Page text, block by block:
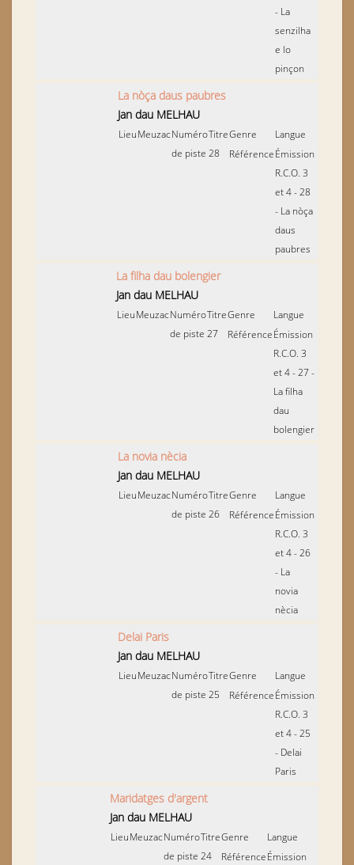
- La
senzilha
e lo
pinçon
La nòça daus paubres
Jan dau MELHAU
LieuMeuzacNuméro
de piste
Titre
28
Genre
Langue
RéférenceÉmission
R.C.O. 3
et 4 - 28
- La nòça
daus
paubres
La filha dau bolengier
Jan dau MELHAU
LieuMeuzacNuméro
de piste
Titre
27
Genre
Langue
RéférenceÉmission
R.C.O. 3
et 4 - 27 -
La filha
dau
bolengier
La novia nècia
Jan dau MELHAU
LieuMeuzacNuméro
de piste
Titre
26
Genre
Langue
RéférenceÉmission
R.C.O. 3
et 4 - 26
- La
novia
nècia
Delai Paris
Jan dau MELHAU
LieuMeuzacNuméro
de piste
Titre
25
Genre
Langue
RéférenceÉmission
R.C.O. 3
et 4 - 25
- Delai
Paris
Maridatges d'argent
Jan dau MELHAU
LieuMeuzacNuméro
de piste
Titre
24
Genre
Langue
RéférenceÉmission